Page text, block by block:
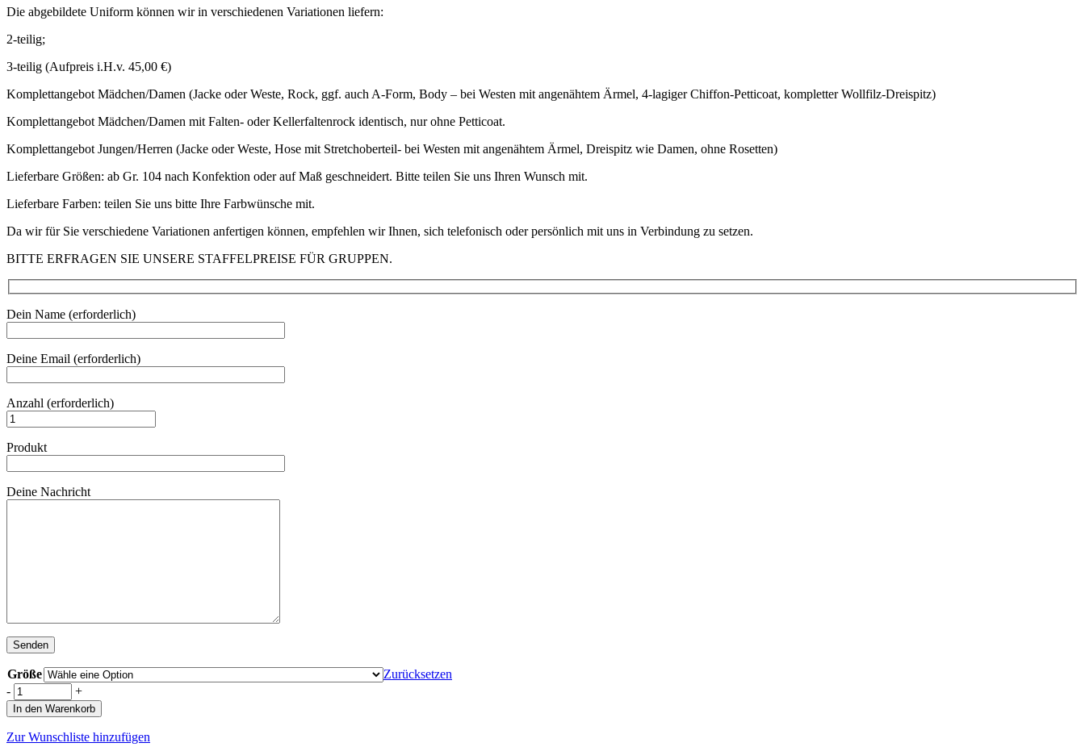
Die abgebildete Uniform können wir in verschiedenen Variationen liefern:
2-teilig;
3-teilig (Aufpreis i.H.v. 45,00 €)
Komplettangebot Mädchen/Damen (Jacke oder Weste, Rock, ggf. auch A-Form, Body – bei Westen mit angenähtem Ärmel, 4-lagiger Chiffon-Petticoat, kompletter Wollfilz-Dreispitz)
Komplettangebot Mädchen/Damen mit Falten- oder Kellerfaltenrock identisch, nur ohne Petticoat.
Komplettangebot Jungen/Herren (Jacke oder Weste, Hose mit Stretchoberteil- bei Westen mit angenähtem Ärmel, Dreispitz wie Damen, ohne Rosetten)
Lieferbare Größen: ab Gr. 104 nach Konfektion oder auf Maß geschneidert. Bitte teilen Sie uns Ihren Wunsch mit.
Lieferbare Farben: teilen Sie uns bitte Ihre Farbwünsche mit.
Da wir für Sie verschiedene Variationen anfertigen können, empfehlen wir Ihnen, sich telefonisch oder persönlich mit uns in Verbindung zu setzen.
BITTE ERFRAGEN SIE UNSERE STAFFELPREISE FÜR GRUPPEN.
Dein Name (erforderlich)
Deine Email (erforderlich)
Anzahl (erforderlich)
Produkt
Deine Nachricht
Größe
Zurücksetzen
-
+
In den Warenkorb
Zur Wunschliste hinzufügen